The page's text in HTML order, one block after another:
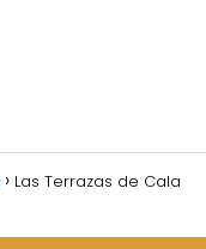
Las Terrazas de Cala